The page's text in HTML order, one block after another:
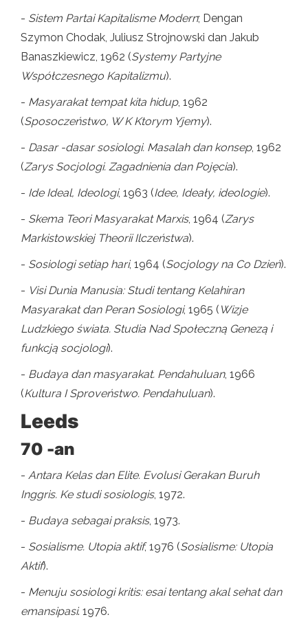
- Sistem Partai Kapitalisme Modern; Dengan
Szymon Chodak, Juliusz Strojnowski dan Jakub
Banaszkiewicz, 1962 (Systemy Partyjne
Współczesnego Kapitalizmu).
- Masyarakat tempat kita hidup, 1962
(Sposoczeństwo, W K Ktorym Yjemy).
- Dasar -dasar sosiologi. Masalah dan konsep, 1962
(Zarys Socjologi. Zagadnienia dan Pojęcia).
- Ide Ideal, Ideologi, 1963 (Idee, Ideały, ideologie).
- Skema Teori Masyarakat Marxis, 1964 (Zarys
Markistowskiej Theorii Ilczeństwa).
- Sosiologi setiap hari, 1964 (Socjology na Co Dzień).
- Visi Dunia Manusia: Studi tentang Kelahiran
Masyarakat dan Peran Sosiologi, 1965 ( Wizje
Ludzkiego świata. Studia Nad Społeczną Genezą i
funkcją socjologi).
- Budaya dan masyarakat. Pendahuluan, 1966
(Kultura I Sproveństwo. Pendahuluan).
Leeds
70 -an
- Antara Kelas dan Elite. Evolusi Gerakan Buruh
Inggris. Ke studi sosiologis, 1972.
- Budaya sebagai praksis, 1973.
- Sosialisme. Utopia aktif, 1976 (Sosialisme: Utopia
Aktif).
- Menuju sosiologi kritis: esai tentang akal sehat dan
emansipasi. 1976.